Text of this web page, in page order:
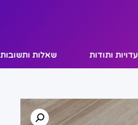
עדויות ותודות שאלות ותשובות